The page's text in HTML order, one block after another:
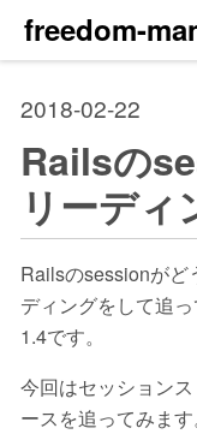
freedom-
2018-02-22
Railsの
リーディ
Railsのsessionがど
ディングをして追
1.4です。
今回はセッション
ースを追ってみます